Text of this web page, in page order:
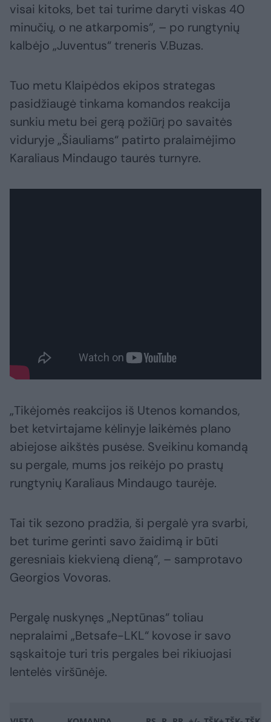
visai kitoks, bet tai turime daryti viskas 40
minučių, o ne atkarpomis“, – po rungtynių
kalbėjo „Juventus“ treneris V.Buzas.
Tuo metu Klaipėdos ekipos strategas
pasidžiaugė tinkama komandos reakcija
sunkiu metu bei gerą požiūrį po savaitės
viduryje „Šiauliams“ patirto pralaimėjimo
Karaliaus Mindaugo taurės turnyre.
„Tikėjomės reakcijos iš Utenos komandos,
bet ketvirtajame kėlinyje laikėmės plano
abiejose aikštės pusėse. Sveikinu komandą
su pergale, mums jos reikėjo po prastų
rungtynių Karaliaus Mindaugo taurėje.
Tai tik sezono pradžia, ši pergalė yra svarbi,
bet turime gerinti savo žaidimą ir būti
geresniais kiekvieną dieną“, – samprotavo
Georgios Vovoras.
Pergalę nuskynęs „Neptūnas“ toliau
nepralaimi „Betsafe-LKL“ kovose ir savo
sąskaitoje turi tris pergales bei rikiuojasi
lentelės viršūnėje.